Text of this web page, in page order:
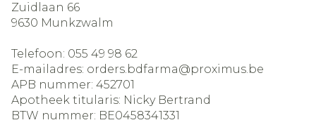
Zuidlaan 66
9630 Munkzwalm
Telefoon: 055 49 98 62
E-mailadres: orders.bdfarma@proximus.be
APB nummer: 452701
Apotheek titularis: Nicky Bertrand
BTW nummer: BE0458341331